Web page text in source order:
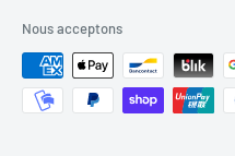
Nous acceptons